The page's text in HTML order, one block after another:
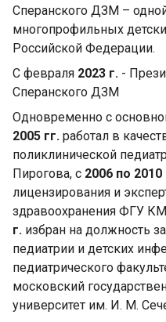
Сперанского ДЗМ –
многопрофильных
Российской Федерации.
С февраля 2023 г. -
Сперанского ДЗМ
Одновременно с
2005 гг. работал в
поликлинической
Пирогова, с 2006 по 2010
лицензирования и
здравоохранения ФГУ
г. избран на должность
педиатрии и детских
педиатрического
московский
университет им. И. М.